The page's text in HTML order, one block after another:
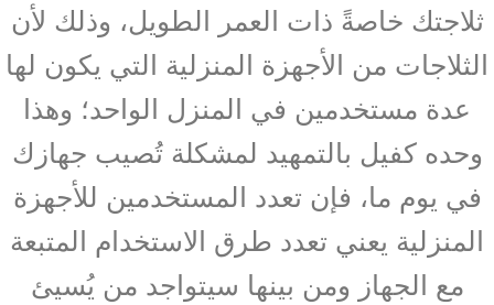
ثلاجتك خاصةً ذات العمر الطويل، وذلك لأن
الثلاجات من الأجهزة المنزلية التي يكون لها
عدة مستخدمين في المنزل الواحد؛ وهذا
وحده كفيل بالتمهيد لمشكلة تُصيب جهازك
في يوم ما، فإن تعدد المستخدمين للأجهزة
المنزلية يعني تعدد طرق الاستخدام المتبعة
مع الجهاز ومن بينها سيتواجد من يُسيئ